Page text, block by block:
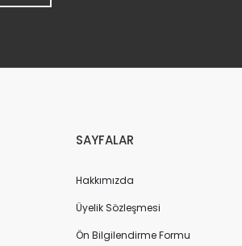
SAYFALAR
Hakkımızda
Üyelik Sözleşmesi
Ön Bilgilendirme Formu